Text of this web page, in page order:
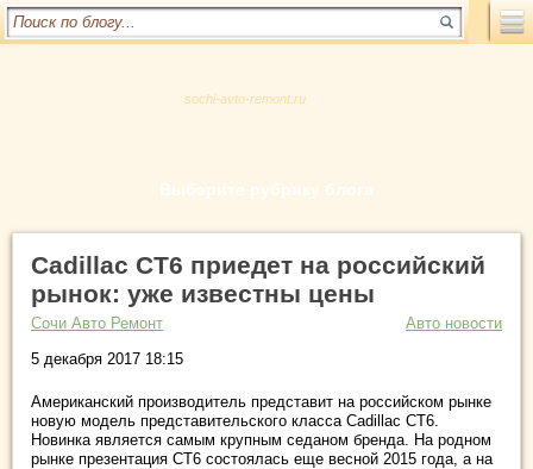
sochi-avto-remont.ru
Выберите рубрику блога
Cadillac CT6 приедет на российский
рынок: уже известны цены
Сочи Авто Ремонт
Авто новости
5 декабря 2017 18:15
Американский производитель представит на российском рынке
новую модель представительского класса Cadillac CT6.
Новинка является самым крупным седаном бренда. На родном
рынке презентация CT6 состоялась еще весной 2015 года, а на